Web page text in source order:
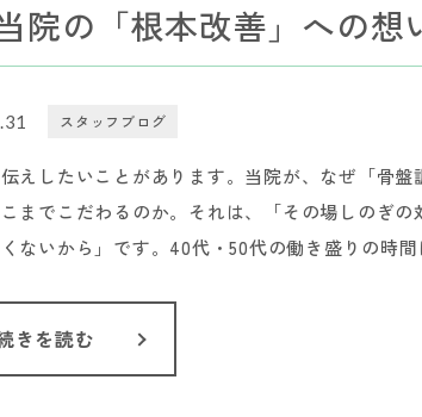
院の「根本改善」への想
スタッフブログ
えしたいことがあります。当院が、なぜ「骨
までこだわるのか。それは、「その場しのぎ
ないから」です。40代・50代の働き盛りの時
きを読む